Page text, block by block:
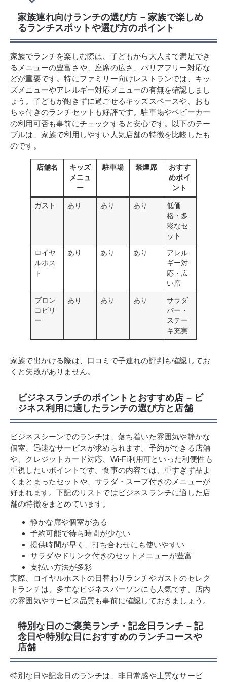
家族連れ向けランチの選び方 – 家族で楽しめ
るランチスポットや選び方のポイント
家族でランチを楽しむ際は、子どもから大人まで満足でき
るメニューの豊富さや、座席の広さ、バリアフリー対応な
どが重要です。特にファミリー向けレストランでは、キッ
ズメニューやアレルギー対応メニューの有無を確認しまし
ょう。子どもが飽きずに過ごせるキッズスペースや、おも
ちゃ付きのランチセットも好評です。駐車場やベビーカー
の利用可否も事前にチェックすると安心です。以下のテー
ブルは、家族で利用しやすい人気店舗の特徴を比較したも
のです。
店舗名
キッズ
メニュ
ー
駐車場 禁煙席
おすす
めポイ
ント
ガスト あり あり あり
低価
格・多
彩なセ
ット
ロイヤ
ルホス
ト
あり あり あり
アレル
ギー対
応・広
い席
ブロン
コビリ
ー
あり あり あり
サラダ
バー・
ステー
キ充実
家族で出かける際は、口コミで子連れの評判も確認してお
くと失敗がありません。
ビジネスランチのポイントとおすすめ店 – ビ
ジネス利用に適したランチの選び方と店舗
ビジネスシーンでのランチは、落ち着いた雰囲気や静かな
個室、迅速なサービスが求められます。予約ができる店舗
や、クレジットカード対応、Wi-Fi利用可といった利便性も
重視したいポイントです。食事の内容では、重すぎず品よ
くまとまったセットや、サラダ・スープ付きのメニューが
好まれます。下記のリストではビジネスランチに適した店
舗の特徴をまとめています。
静かな席や個室がある
予約可能で待ち時間が少ない
提供時間が早く、打ち合わせにも使いやすい
サラダやドリンク付きのセットメニューが豊富
支払い方法が多彩
実際、ロイヤルホストの日替わりランチやガストのセレク
トランチは、多忙なビジネスパーソンにも人気です。店内
の雰囲気やサービス品質も事前に確認しておきましょう。
特別な日のご褒美ランチ・記念日ランチ – 記
念日や特別な日におすすめのランチコースや
店舗
特別な日や記念日のランチは、非日常感や上質なサービ